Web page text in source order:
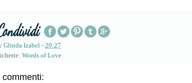
Glinda Izabel - 20:27
Words of Love
commenti: